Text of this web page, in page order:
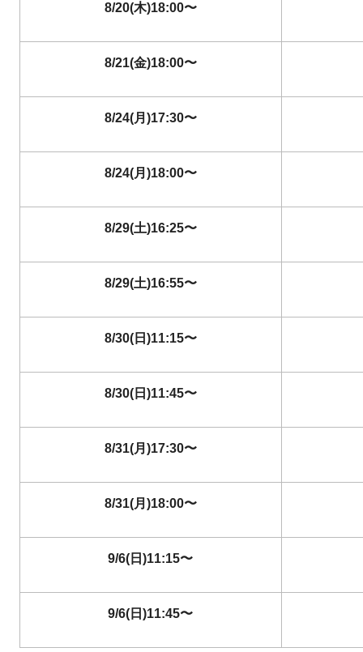
8/20(木)18:00〜
8/21(金)18:00〜
8/24(月)17:30〜
8/24(月)18:00〜
8/29(土)16:25〜
8/29(土)16:55〜
8/30(日)11:15〜
8/30(日)11:45〜
8/31(月)17:30〜
8/31(月)18:00〜
9/6(日)11:15〜
9/6(日)11:45〜